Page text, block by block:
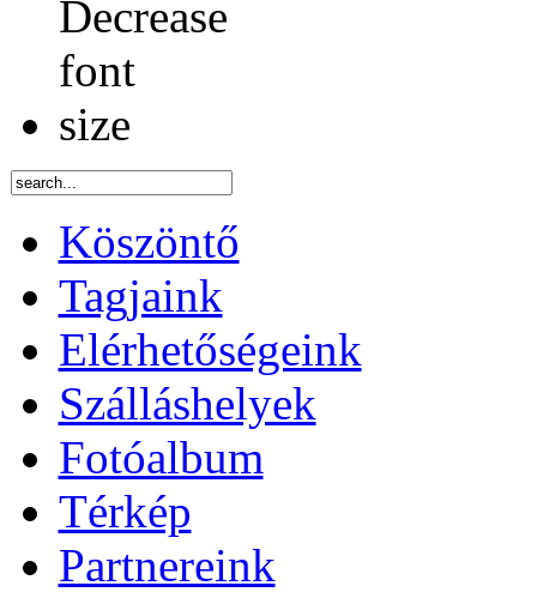
Köszöntő
Tagjaink
Elérhetőségeink
Szálláshelyek
Fotóalbum
Térkép
Partnereink